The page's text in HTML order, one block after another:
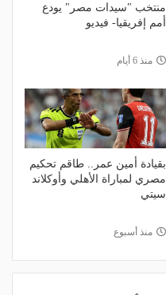
منتخب "سيدات مصر" يودع
أمم إفريقيا- فيديو
منذ 6 أيام
بقيادة أمين عمر.. طاقم تحكيم
مصري لمباراة الأهلي وأوكلاند
سيتي
منذ أسبوع